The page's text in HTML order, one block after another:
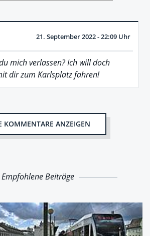
21. September 2022 - 22:09 Uhr
mich verlassen? Ich will doch
dir zum Karlsplatz fahren!
KOMMENTARE ANZEIGEN
Empfohlene Beiträge